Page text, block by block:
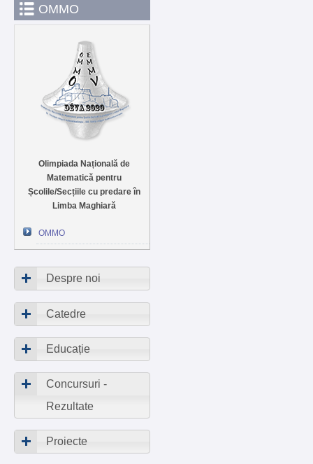
OMMO
Olimpiada Națională de
Matematică pentru
Școlile/Secțiile cu predare în
Limba Maghiară
OMMO
Despre noi
Catedre
Educație
Concursuri -
Rezultate
Proiecte